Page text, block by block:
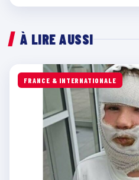
À LIRE AUSSI
FRANCE & INTERNATIONALE